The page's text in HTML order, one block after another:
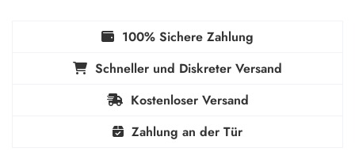
100% Sichere Zahlung
Schneller und Diskreter Versand
Kostenloser Versand
Zahlung an der Tür